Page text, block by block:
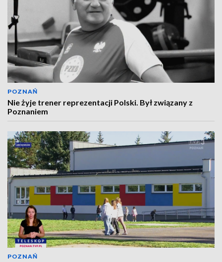
POZNAŃ
Nie żyje trener reprezentacji Polski. Był związany z
Poznaniem
POZNAŃ